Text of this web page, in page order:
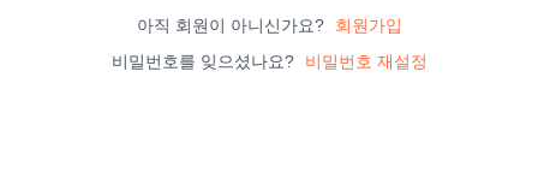
아직 회원이 아니신가요?
회원가입
비밀번호를 잊으셨나요?
비밀번호 재설정